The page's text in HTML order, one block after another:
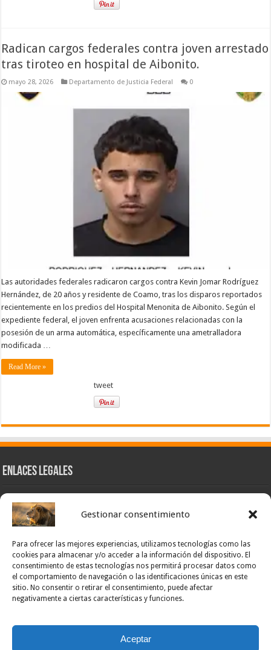
Gestionar consentimiento
Para ofrecer las mejores experiencias, utilizamos tecnologías como las
cookies para almacenar y/o acceder a la información del dispositivo. El
consentimiento de estas tecnologías nos permitirá procesar datos como
el comportamiento de navegación o las identificaciones únicas en este
sitio. No consentir o retirar el consentimiento, puede afectar
negativamente a ciertas características y funciones.
Aceptar
Radican cargos federales contra joven arrestado
tras tiroteo en hospital de Aibonito.
mayo 28, 2026 Departamento de Justicia Federal 0
Las autoridades federales radicaron cargos contra Kevin Jomar Rodríguez
Hernández, de 20 años y residente de Coamo, tras los disparos reportados
recientemente en los predios del Hospital Menonita de Aibonito. Según el
expediente federal, el joven enfrenta acusaciones relacionadas con la
posesión de un arma automática, específicamente una ametralladora
modificada …
Read More »
tweet
Enlaces Legales
Nuestra Esencia
Pulso Global
POLÍTICA DE PRIVACIDAD – NOTICIAS PONCE OFICIAL
TÉRMINOS Y CONDICIONES – NOTICIAS PONCE OFICIAL
Opt-out preferences